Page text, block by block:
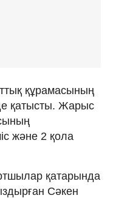
құрамасының
қатысты. Жарыс
және 2 қола
қатарында
Сәкен